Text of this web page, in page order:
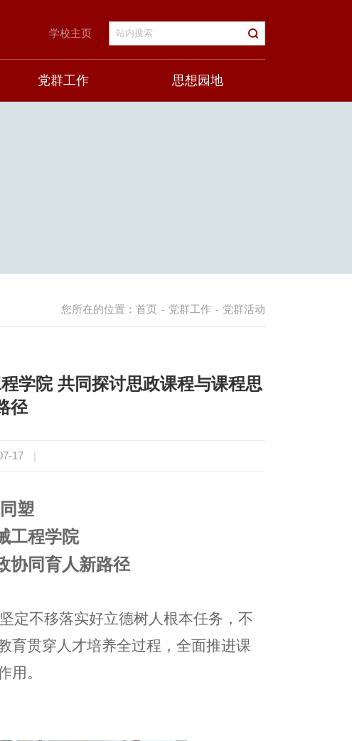
学校主页
党群工作 思想园地
您所在的位置： 首页 - 党群工作 - 党群活动
学院 共同探讨思政课程与课程思
径
17 |
塑
工程学院
协同育人新路径
定不移落实好立德树人根本任务，不
育贯穿人才培养全过程，全面推进课
用。